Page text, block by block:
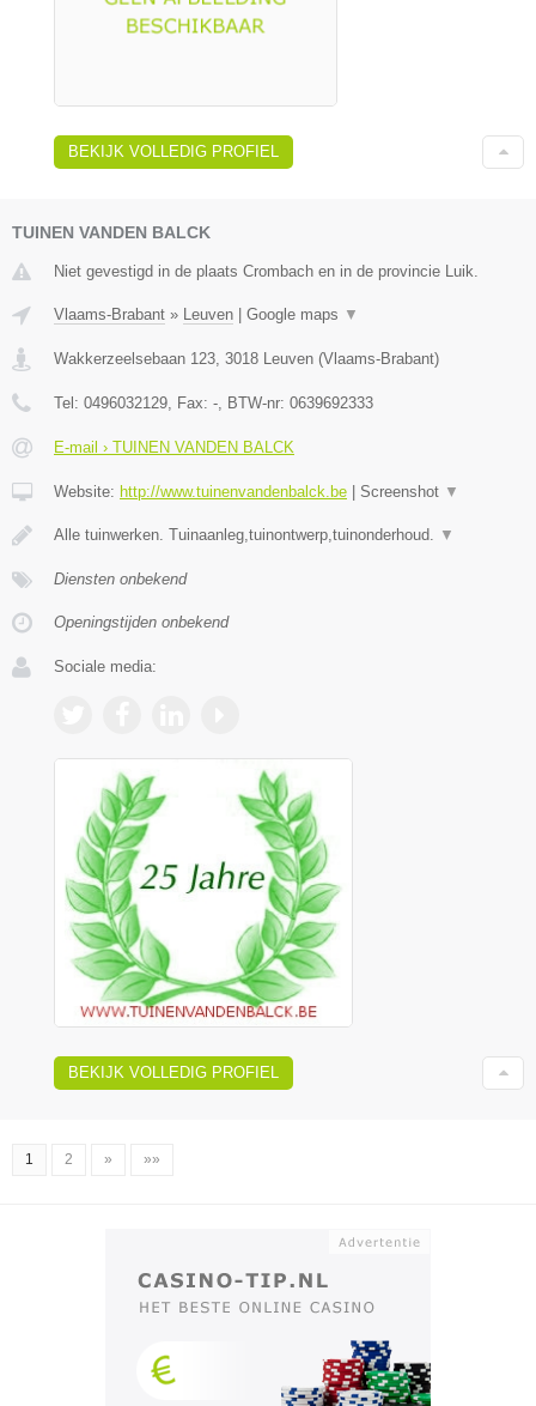
BEKIJK VOLLEDIG PROFIEL
TUINEN VANDEN BALCK
Niet gevestigd in de plaats Crombach en in de provincie Luik.
Vlaams-Brabant » Leuven Google maps ▼
Wakkerzeelsebaan 123 3018 Leuven (Vlaams-Brabant)
Tel: 0496032129 , Fax: - , BTW-nr: 0639692333
E-mail › TUINEN VANDEN BALCK
Website: http://www.tuinenvandenbalck.be Screenshot ▼
Alle tuinwerken. Tuinaanleg,tuinontwerp,tuinonderhoud. ▼
Diensten onbekend
Openingstijden onbekend
Sociale media:
BEKIJK VOLLEDIG PROFIEL
1 2 » »»